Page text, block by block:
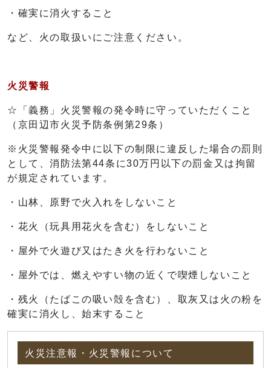
・確実に消火すること
など、火の取扱いにご注意ください。
火災警報
☆「義務」火災警報の発令時に守っていただくこと
（京田辺市火災予防条例第29条）
※火災警報発令中に以下の制限に違反した場合の罰則
として、消防法第44条に30万円以下の罰金又は拘留
が規定されています。
・山林、原野で火入れをしないこと
・花火（玩具用花火を含む）をしないこと
・屋外で火遊び又はたき火を行わないこと
・屋外では、燃えやすい物の近くで喫煙しないこと
・残火（たばこの吸い殻を含む）、取灰又は火の粉を
確実に消火し、始末すること
火災注意報・火災警報について